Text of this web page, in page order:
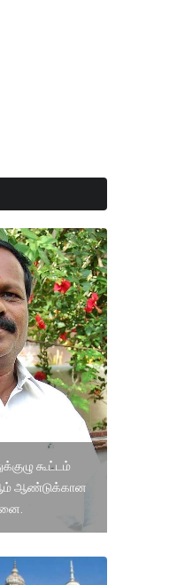
கூட்டம்
ஆண்டுக்கான